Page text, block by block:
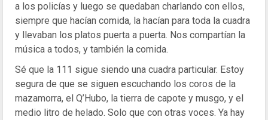
a los policías y luego se quedaban charlando con ellos,
siempre que hacían comida, la hacían para toda la cuadra
y llevaban los platos puerta a puerta. Nos compartían la
música a todos, y también la comida.
Sé que la 111 sigue siendo una cuadra particular. Estoy
segura de que se siguen escuchando los coros de la
mazamorra, el Q’Hubo, la tierra de capote y musgo, y el
medio litro de helado. Solo que con otras voces. Ya hay